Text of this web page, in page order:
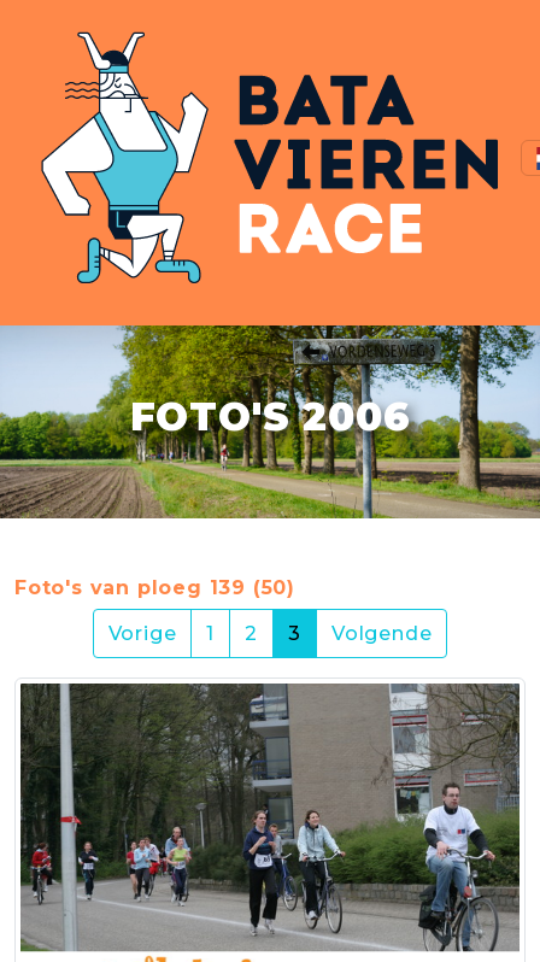
FOTO'S 2006
Foto's van ploeg 139 (50)
Vorige
1 2 3 (current)
Volgende